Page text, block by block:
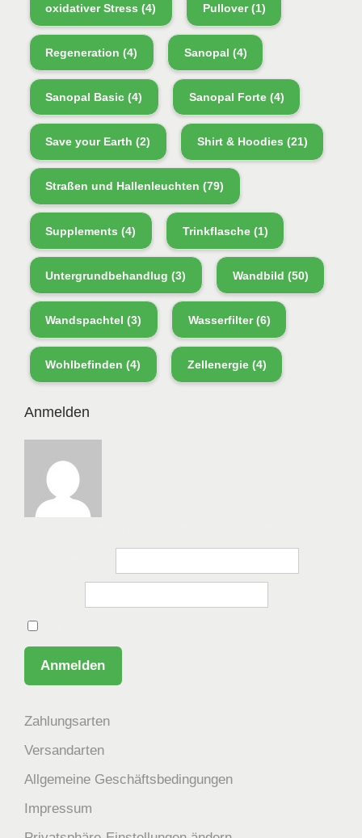
oxidativer Stress (4) Pullover(1)
Regeneration (4) Sanopal (4)
Sanopal Basic (4) Sanopal Forte(4)
Save your Earth (2) Shirt & Hoodies (21)
Straßen und Hallenleuchten (79)
Supplements (4) Trinkflasche(1)
Untergrundbehandlug (3) Wandbild (50)
Wandspachtel (3) Wasserfilter(6)
Wohlbefinden (4) Zellenergie(4)
Anmelden
Zahlungsarten
Versandarten
Allgemeine Geschäftsbedingungen
Impressum